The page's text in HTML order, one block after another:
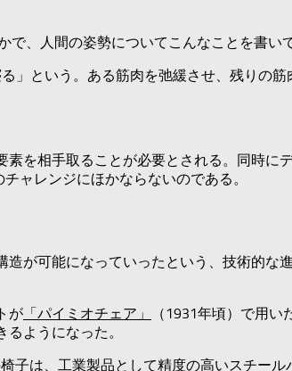
で、人間の姿勢についてこんなことを書い
」という。ある筋肉を弛緩させ、残りの筋
を相手取ることが必要とされる。同時に
ャレンジにほかならないのである。
が可能になっていったという、技術的な
が 「パイミオチェア」
（1931年頃）で用い
ようになった。
子は、工業製品として精度の高いスチー